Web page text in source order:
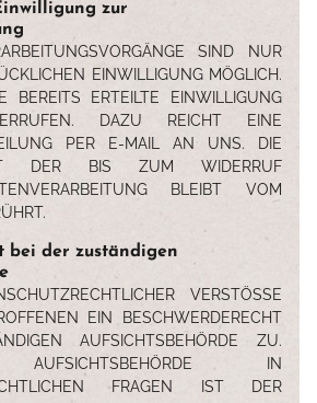
zur
SIND NUR
EINWILLIGUNG MÖGLICH.
BEREITS ERTEILTE EINWILLIGUNG
DAZU REICHT EINE
PER E-MAIL AN UNS. DIE
DER BIS ZUM WIDERRUF E
BLEIBT VOM W
bei der zuständigen
VERSTÖSSE S
EIN BESCHWERDERECHT B
AUFSICHTSBEHÖRDE ZU. Z
IN D
FRAGEN IST DER L